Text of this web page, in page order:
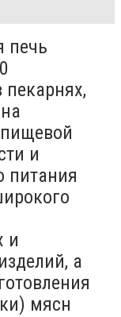
печь
пекарнях,
и
питания
и
а
мясн